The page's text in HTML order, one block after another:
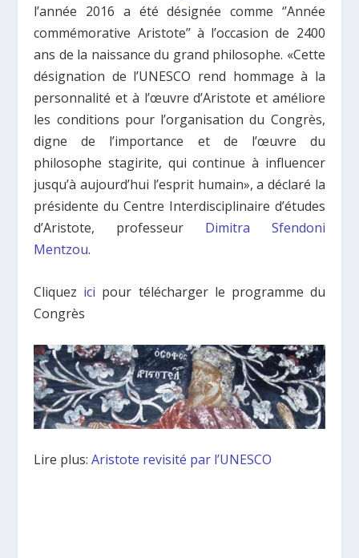
l’année 2016 a été désignée comme ‘’Année
commémorative Aristote’’ à l’occasion de 2400
ans de la naissance du grand philosophe. «Cette
désignation de l’UNESCO rend hommage à la
personnalité et à l’œuvre d’Aristote et améliore
les conditions pour l’organisation du Congrès,
digne de l’importance et de l’œuvre du
philosophe stagirite, qui continue à influencer
jusqu’à aujourd’hui l’esprit humain», a déclaré la
présidente du Centre Interdisciplinaire d’études
d’Aristote, professeur Dimitra Sfendoni
Mentzou.
Cliquez ici pour télécharger le programme du
Congrès
Lire plus:Aristote revisité par l’UNESCO